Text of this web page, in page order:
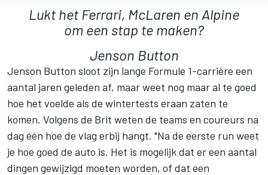
Lukt het Ferrari, McLaren en Alpine
om een stap te maken?
Jenson Button
Jenson Button sloot zijn lange Formule 1-carrière een
aantal jaren geleden af, maar weet nog maar al te goed
hoe het voelde als de wintertests eraan zaten te
komen. Volgens de Brit weten de teams en coureurs na
dag één hoe de vlag erbij hangt. "Na de eerste run weet
je hoe goed de auto is. Het is mogelijk dat er een aantal
dingen gewijzigd moeten worden, of dat een